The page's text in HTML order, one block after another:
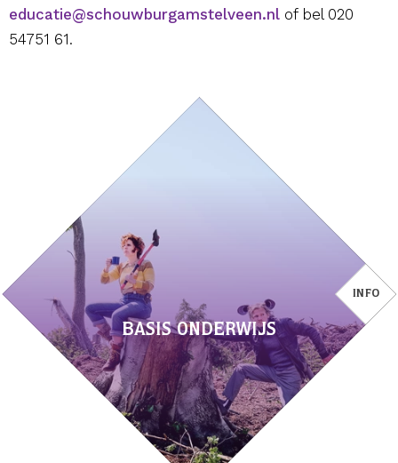
educatie@schouwburgamstelveen.nl of bel 020
54751 61.
BASIS ONDERWIJS
INFO